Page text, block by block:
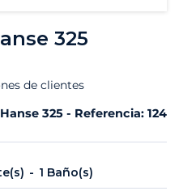
325
de clientes
Hanse 325 - Referencia:
1 Baño(s)